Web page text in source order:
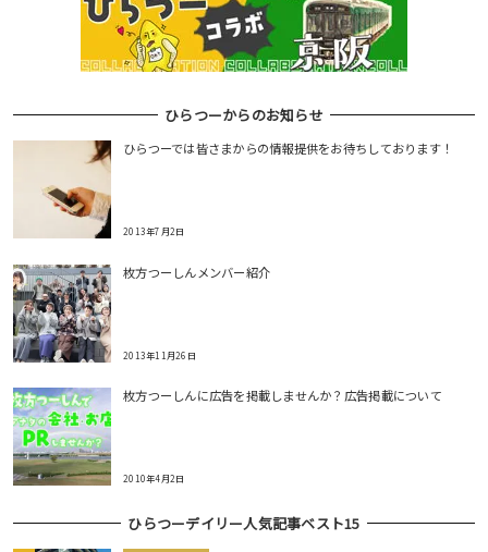
ひらつーからのお知らせ
ひらつーでは皆さまからの情報提供をお待ちしております！
2013年7月2日
枚方つーしんメンバー紹介
2013年11月26日
枚方つーしんに広告を掲載しませんか？広告掲載について
2010年4月2日
ひらつーデイリー人気記事ベスト15